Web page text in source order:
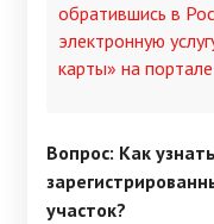
обратившись в
электронную
карты» на портале
Вопрос: Как
участок?